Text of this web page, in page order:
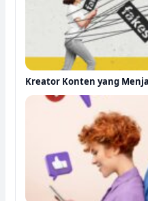
Kreator Konten yang